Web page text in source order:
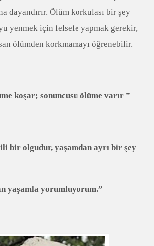
dayandırır. Ölüm korkulası bir şey
yenmek için felsefe yapmak gerekir,
ölümden korkmamayı öğrenebilir.
koşar; sonuncusu ölüme varır ”
bir olgudur, yaşamdan ayrı bir şey
yaşamla yorumluyorum.”